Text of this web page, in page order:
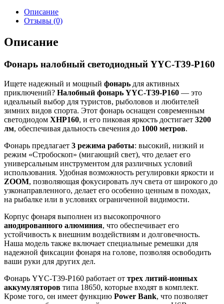
Описание
Отзывы (0)
Описание
Фонарь налобный светодиодный YYC-T39-P160
Ищете надежный и мощный фонарь для активных
приключений? Налобный фонарь YYC-T39-P160 — это
идеальный выбор для туристов, рыболовов и любителей
зимних видов спорта. Этот фонарь оснащен современным
светодиодом XHP160, и его пиковая яркость достигает 3200
лм, обеспечивая дальность свечения до 1000 метров.
Фонарь предлагает 3 режима работы: высокий, низкий и
режим «Стробоскоп» (мигающий свет), что делает его
универсальным инструментом для различных условий
использования. Удобная возможность регулировки яркости и
ZOOM, позволяющая фокусировать луч света от широкого до
узконаправленного, делает его особенно ценным в походах,
на рыбалке или в условиях ограниченной видимости.
Корпус фонаря выполнен из высокопрочного
анодированного алюминия, что обеспечивает его
устойчивость к внешним воздействиям и долговечность.
Наша модель также включает специальные ремешки для
надежной фиксации фонаря на голове, позволяя освободить
ваши руки для других дел.
Фонарь YYC-T39-P160 работает от трех литий-ионных
аккумуляторов типа 18650, которые входят в комплект.
Кроме того, он имеет функцию Power Bank, что позволяет